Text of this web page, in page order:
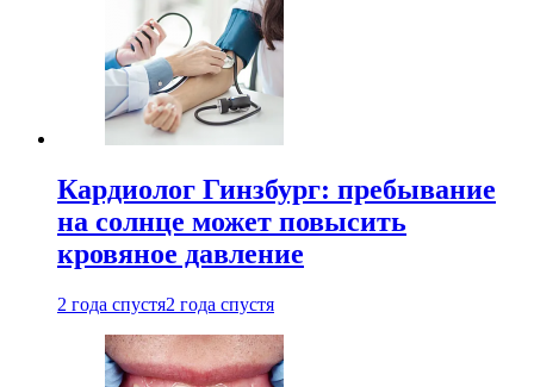
Кардиолог Гинзбург: пребывание
на солнце может повысить
кровяное давление
2 года спустя2 года спустя